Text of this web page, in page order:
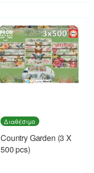
Διαθέσιμο
Country Garden (3 X
500 pcs)